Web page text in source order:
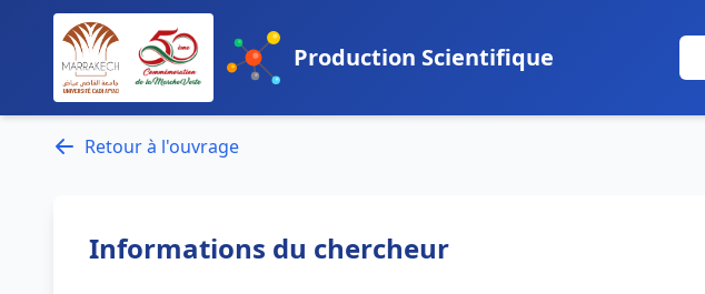
Production Scientifique
Retour à l'ouvrage
Informations du chercheur